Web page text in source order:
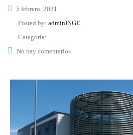
5 febrero, 2021
Posted by: adminINGE
Categoría:
No hay comentarios